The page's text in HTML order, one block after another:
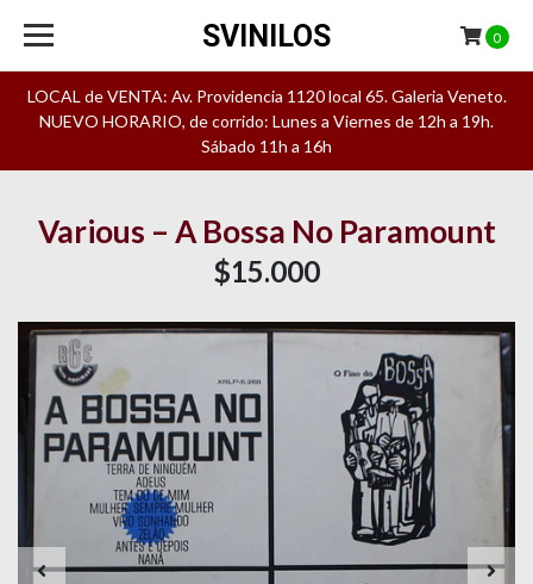
LOCAL de VENTA: Av. Providencia 1120 local 65. Galeria Veneto.
NUEVO HORARIO, de corrido: Lunes a Viernes de 12h a 19h.
Sábado 11h a 16h
SVINILOS 0
Various ‎– A Bossa No Paramount
$15.000